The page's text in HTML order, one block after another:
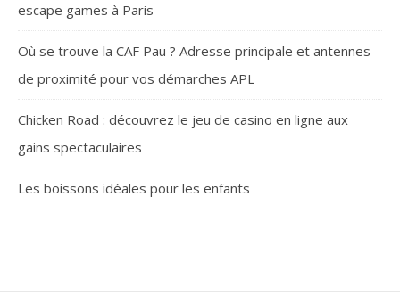
escape games à Paris
Où se trouve la CAF Pau ? Adresse principale et antennes
de proximité pour vos démarches APL
Chicken Road : découvrez le jeu de casino en ligne aux
gains spectaculaires
Les boissons idéales pour les enfants